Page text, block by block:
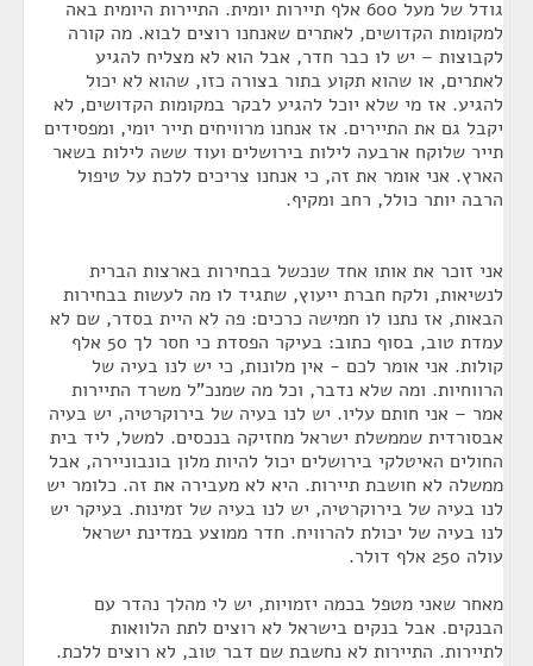
גודל של מעל 600 אלף תיירות יומית. התיירות היומית באה
למקומות הקדושים, לאתרים שאנחנו רוצים לבוא. מה קורה
לקבוצות – יש לו כבר חדר, אבל הוא לא מצליח להגיע
לאתרים, או שהוא תקוע בתור בצורה כזו, שהוא לא יכול
להגיע. אז מי שלא יוכל להגיע לבקר במקומות הקדושים, לא
יקבל גם את התיירים. אז אנחנו מרוויחים תייר יומי, ומפסידים
תייר שלוקח ארבעה לילות בירושלים ועוד ששה לילות בשאר
הארץ. אני אומר את זה, כי אנחנו צריכים ללכת על טיפול
הרבה יותר כולל, רחב ומקיף.
אני זוכר את אותו אחד שנכשל בבחירות בארצות הברית
לנשיאות, ולקח חברת ייעוץ, שתגיד לו מה לעשות בבחירות
הבאות, אז נתנו לו חמישה כרכים: פה לא היית בסדר, שם לא
עמדת טוב, בסוף כתוב: בעיקר הפסדת כי חסר לך 50 אלף
קולות. אני אומר לכם - אין מלונות, כי יש לנו בעיה של
הרווחיות. ומה שלא נדבר, וכל מה שמנכ"ל משרד התיירות
אמר – אני חותם עליו. יש לנו בעיה של בירוקרטיה, יש בעיה
אבסורדית שממשלת ישראל מחזיקה בנכסים. למשל, ליד בית
החולים האיטלקי בירושלים יכול להיות מלון בונבוניירה, אבל
ממשלה לא חושבת תיירות. היא לא מעבירה את זה. כלומר יש
לנו בעיה של בירוקרטיה, יש לנו בעיה של זמינות. בעיקר יש
לנו בעיה של יכולת להרוויח. חדר ממוצע במדינת ישראל
עולה 250 אלף דולר.
מאחר שאני מטפל בכמה יזמויות, יש לי מהלך נהדר עם
הבנקים. אבל בנקים בישראל לא רוצים לתת הלוואות
לתיירות. התיירות לא נחשבת שם דבר טוב, לא רוצים ללכת.